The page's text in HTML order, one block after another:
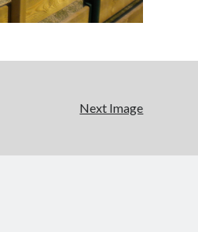
Next Image